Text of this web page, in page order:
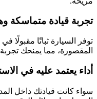
تجربة قيادة متماسكة
توفر السيارة ثباتًا مقبولًا
المقصورة، مما يمنحك
أداء يعتمد عليه في
سواء كانت قيادتك داخل